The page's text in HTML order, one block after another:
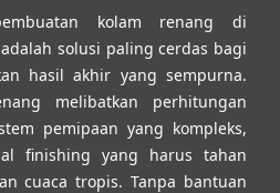
kolam renang di
adalah solusi paling cerdas bagi
hasil akhir yang sempurna.
melibatkan perhitungan
pemipaan yang kompleks,
finishing yang harus tahan
cuaca tropis. Tanpa bantuan